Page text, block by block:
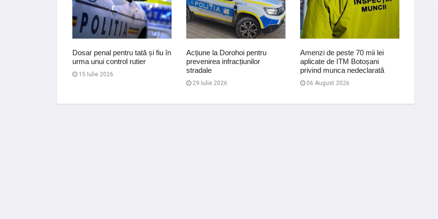
Dosar penal pentru tată și fiu în
urma unui control rutier
15 Iulie 2026
Acțiune la Dorohoi pentru
prevenirea infracțiunilor
stradale
29 Iulie 2026
Amenzi de peste 70 mii lei
aplicate de ITM Botoșani
privind munca nedeclarată
06 August 2026
Și-a
10